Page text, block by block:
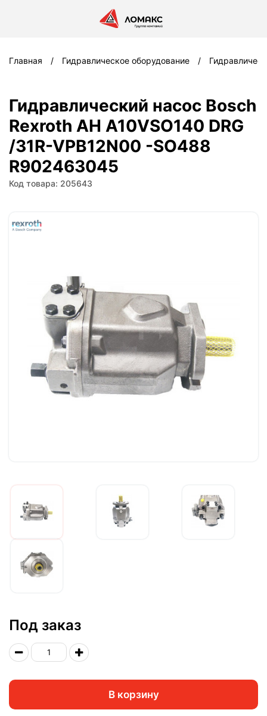
Главная Гидравлическое оборудование
Гидравлический насос Bosch
Rexroth AH A10VSO140 DRG
/31R-VPB12N00 -SO488
R902463045
Код товара: 205643
Под заказ
В корзину